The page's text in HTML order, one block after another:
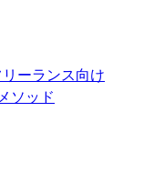
ーランス向け
ソッド